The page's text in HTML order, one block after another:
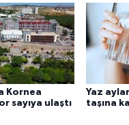
Kornea
sayıya ulaştı
Yaz
taşına